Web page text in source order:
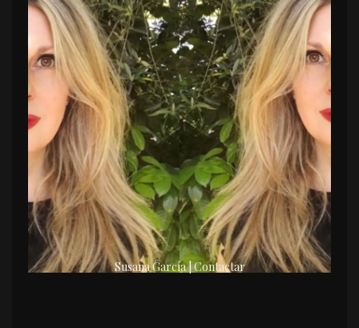
Susana García | Contactar